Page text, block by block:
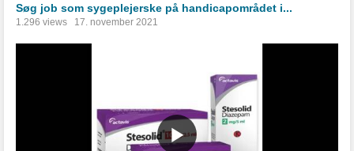
Søg job som sygeplejerske på handicapområdet i...
1.296 views 17. november 2021